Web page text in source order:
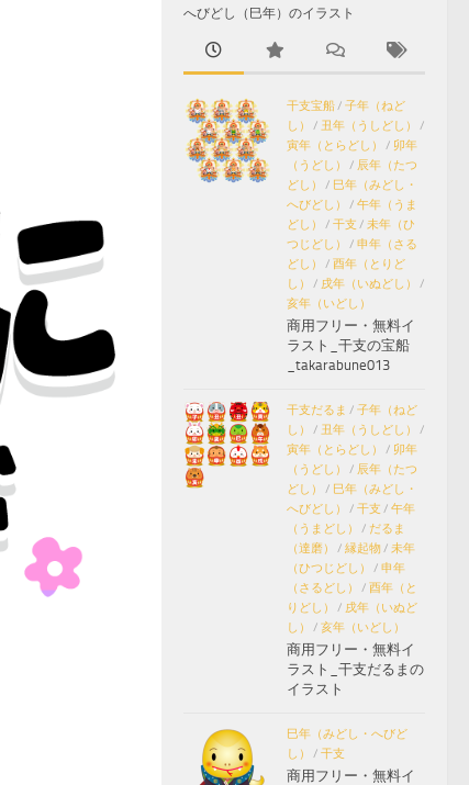
へびどし（巳年）のイラスト
干支宝船/ 子年（ねど
し）
/ 丑年（うしどし）
/
寅年（とらどし）
/ 卯年
（うどし）
/ 辰年（たつ
どし）
/ 巳年（みどし・
へびどし）
/ 午年（うま
どし）
/ 干支 / 未年（ひ
つじどし）
/ 申年（さる
どし）
/ 酉年（とりど
し）
/ 戌年（いぬどし）
/
亥年（いどし）
商用フリー・無料イ
ラスト_干支の宝船
_takarabune013
干支だるま / 子年（ねど
し）
/ 丑年（うしどし）
/
寅年（とらどし）
/ 卯年
（うどし）
/ 辰年（たつ
どし）
/ 巳年（みどし・
へびどし）
/ 干支 / 午年
（うまどし）
/ だるま
（達磨）
/ 縁起物/ 未年
（ひつじどし）
/ 申年
（さるどし）
/ 酉年（と
りどし）
/ 戌年（いぬど
し）
/ 亥年（いどし）
商用フリー・無料イ
ラスト_干支だるまの
イラスト
巳年（みどし・へびど
し）
/ 干支
商用フリー・無料イ